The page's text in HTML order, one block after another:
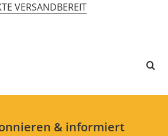
Alle Sprachen
VERSANDBEREIT
& informiert